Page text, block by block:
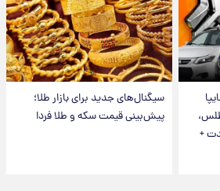
+
سیگنال‌های جدید برای بازار طلا؛
پیش‌بینی قیمت سکه و طلا فردا